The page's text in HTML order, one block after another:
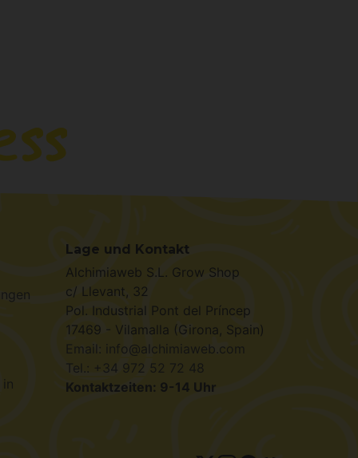
Lage und Kontakt
Alchimiaweb S.L. Grow Shop
c/ Llevant, 32
Pol. Industrial Pont del Príncep
17469 - Vilamalla (Girona, Spain)
Email: info@alchimiaweb.com
Tel.: +34 972 52 72 48
Kontaktzeiten: 9-14 Uhr